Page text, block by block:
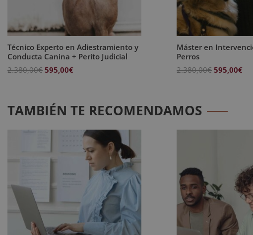
Técnico Experto en Adiestramiento y
Conducta Canina + Perito Judicial
2.380,00€ El
era:
2.380,00€.
595,00€
595,00€.
Máster en
Perros
2.380,00€ El
2.380,00€.
595,00€
TAMBIÉN TE RECOMENDAMOS